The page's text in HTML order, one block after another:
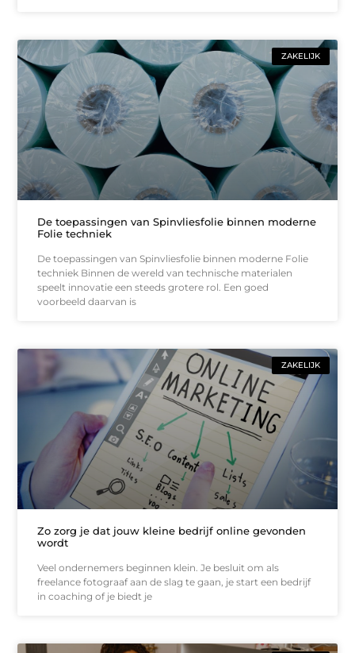
ZAKELIJK
De toepassingen van Spinvliesfolie binnen moderne
Folie techniek
De toepassingen van Spinvliesfolie binnen moderne Folie
techniek Binnen de wereld van technische materialen
speelt innovatie een steeds grotere rol. Een goed
voorbeeld daarvan is
ZAKELIJK
Zo zorg je dat jouw kleine bedrijf online gevonden
wordt
Veel ondernemers beginnen klein. Je besluit om als
freelance fotograaf aan de slag te gaan, je start een bedrijf
in coaching of je biedt je